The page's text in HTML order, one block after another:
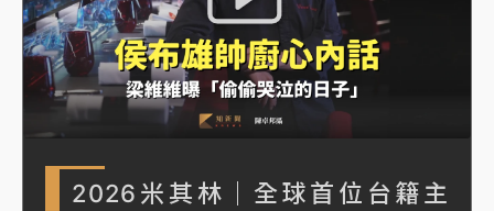
2026米其林｜全球首位台籍主